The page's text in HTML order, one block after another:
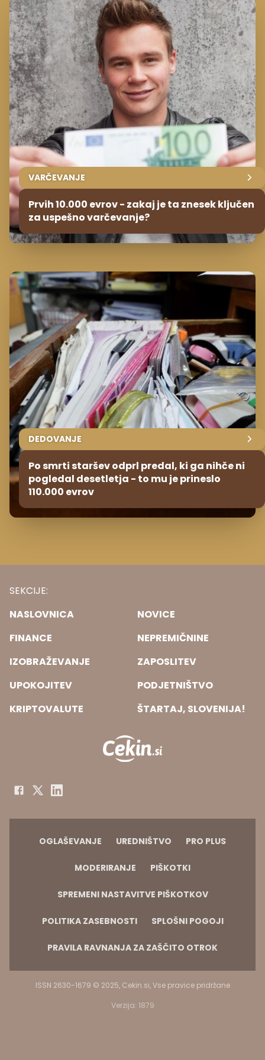
VARČEVANJE
Prvih 10.000 evrov - zakaj je ta znesek ključen
za uspešno varčevanje?
DEDOVANJE
Po smrti staršev odprl predal, ki ga nihče ni
pogledal desetletja - to mu je prineslo
110.000 evrov
SEKCIJE:
NASLOVNICA
NOVICE
FINANCE
NEPREMIČNINE
IZOBRAŽEVANJE
ZAPOSLITEV
UPOKOJITEV
PODJETNIŠTVO
KRIPTOVALUTE
ŠTARTAJ, SLOVENIJA!
OGLAŠEVANJE UREDNIŠTVO PRO PLUS
MODERIRANJE PIŠKOTKI
SPREMENI NASTAVITVE PIŠKOTKOV
POLITIKA ZASEBNOSTI SPLOŠNI POGOJI
PRAVILA RAVNANJA ZA ZAŠČITO OTROK
ISSN 2630-1679 © 2025, Cekin.si, Vse pravice pridržane
Verzija: 1879